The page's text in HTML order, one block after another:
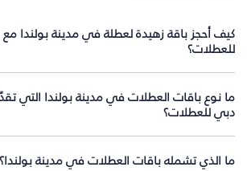
كيف أحجز باقة زهيدة لعطلة في مدينة بولندا
للعطلات؟
ما نوع باقات العطلات في مدينة بولندا التي
دبي للعطلات؟
ما الذي تشمله باقات العطلات في مدينة بولندا؟